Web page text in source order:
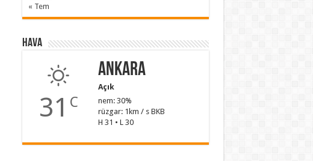
« Tem
Hava
31 C
Ankara
Açık
nem: 30%
rüzgar: 1km / s BKB
H 31 • L 30